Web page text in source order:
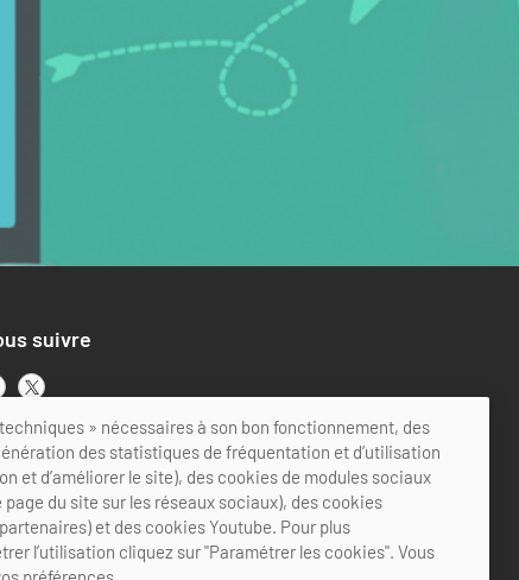
suivre
» nécessaires à son bon fonctionnement, des
des statistiques de fréquentation et d’utilisation
et d’améliorer le site), des cookies de modules sociaux
page du site sur les réseaux sociaux), des cookies
et des cookies Youtube. Pour plus
l’utilisation cliquez sur "Paramétrer les cookies". Vous